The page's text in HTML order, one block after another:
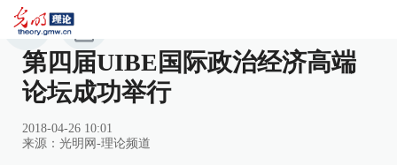
第四届UIBE国际政治经济高端
论坛成功举行
2018-04-26 10:01
来源： 光明网-理论频道